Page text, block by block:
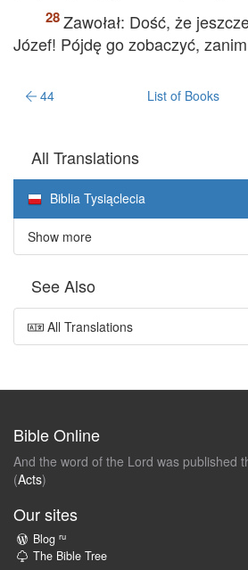
Zawołał: Dość, że
Józef! Pójdę go zobaczyć,
44 List of Books
All Translations
Biblia Tysiąclecia
Show more
See Also
All Translations
Bible Online
And the word of the Lord was published
(Acts)
Our sites
Blog ru
The Bible Tree